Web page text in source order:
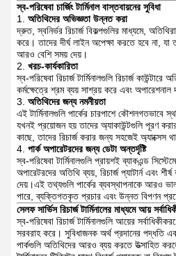
স্ব-পরিষেবা চার্জিং টার্মিনাল বাস্তবায়নের সুবিধা
অতিথিদের অভিজ্ঞতা উন্নত করা
দ্রুত, স্বনির্ভর রিচার্জ বিকল্পগুলির মাধ্যমে,
করে। তাদের দীর্ঘ লাইন অপেক্ষা করতে হবে না,
আরও বেশি সময় দেয়।
খরচ-কার্যকারিতা
স্ব-পরিষেবা রিচার্জ টার্মিনালগুলি রিচার্জ
কর্মক্ষেত্রে শ্রম ব্যয় সাশ্রয় করে এবং অপারেশনাল
অতিথিদের জন্য নমনীয়তা
এই টার্মিনালগুলি পার্কের চারপাশে কৌশলগতভাবে
যখনই প্রয়োজন হয় তাদের অ্যাকাউন্টগুলি পূরণ
কাছে, তাদের রিচার্জ করার জন্য সহজেই অ্যাক্সেস
পার্ক অপারেটরদের জন্য ডেটা অন্তর্দৃষ্টি
স্ব-পরিষেবা টার্মিনালগুলি প্রায়শই ব্যাকএন্ড
অপারেটরদের অতিথি ব্যয়, রিচার্জ প্যাটার্ন এবং
দেয়।এই তথ্যগুলি পার্কের ব্যবস্থাপনাকে আরও
পারে, ব্যক্তিগতকৃত প্রচার এবং উন্নত বিপণন
সেলফ সার্ভিস রিচার্জ টার্মিনালের মাধ্যমে আয়
স্ব-পরিষেবা রিচার্জ টার্মিনালগুলি আয়ের
সরবরাহ করে। সুবিধাজনক অর্থ প্রদানের পদ্ধতি
পার্কগুলি অতিথিদের আরও ব্যয় করতে উত্সাহিত